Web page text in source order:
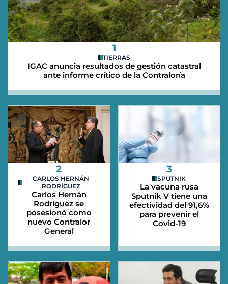
1
TIERRAS
IGAC anuncia resultados de gestión catastral
ante informe crítico de la Contraloría
2
CARLOS HERNÁN
RODRÍGUEZ
Carlos Hernán
Rodríguez se
posesionó como
nuevo Contralor
General
3
SPUTNIK
La vacuna rusa
Sputnik V tiene una
efectividad del 91,6%
para prevenir el
Covid-19